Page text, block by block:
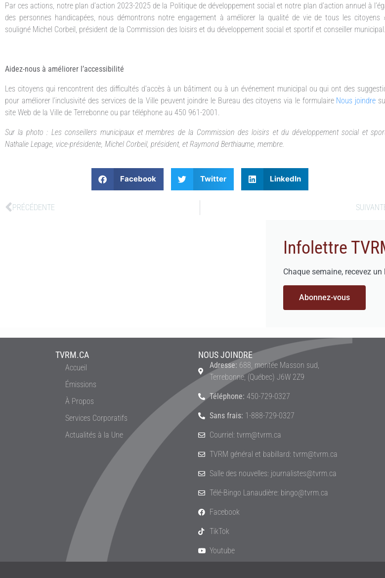
Par ces actions, notre plan d’action 2023-2025 de la Politique de développement social et notre plan d’action annuel à
des personnes handicapées, nous démontrons notre engagement à améliorer la qualité de vie de tous les citoyens
souligné Michel Corbeil, président de la Commission des loisirs et du développement social et sportif et conseiller municipal.
Aidez-nous à améliorer l’accessibilité
Les citoyens qui rencontrent des difficultés d’accès à un bâtiment ou à un événement municipal ou qui ont des
pour améliorer l’inclusivité des services de la Ville peuvent joindre le Bureau des citoyens via le formulaire Nous joindre
site Web de la Ville de Terrebonne ou par téléphone au 450 961-2001.
Sur la photo : Les conseillers municipaux et membres de la Commission des loisirs et du développement social et
Nathalie Lepage, vice-présidente, Michel Corbeil, président, et Raymond Berthiaume, membre.
Facebook Twitter LinkedIn
PRÉCÉDENTE
Infolettre
Chaque semaine, recevez
Abonnez-vous
TVRM.CA
Accueil
Émissions
À Propos
Services Corporatifs
Actualités à la Une
NOUS JOINDRE
Adresse: 688, montée Masson sud,
Terrebonne, (Québec) J6W 2Z9
Téléphone: 450-729-0327
Sans frais: 1-888-729-0327
Courriel: tvrm@tvrm.ca
TVRM général et babillard: tvrm@tvrm.ca
Salle des nouvelles: journalistes@tvrm.ca
Télé-Bingo Lanaudière: bingo@tvrm.ca
Facebook
TikTok
Youtube